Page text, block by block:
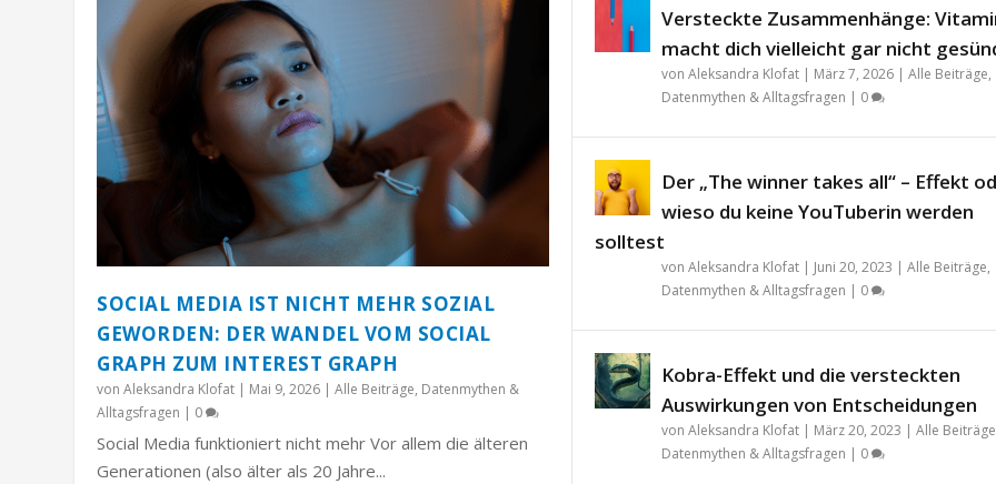
SOCIAL MEDIA IST NICHT MEHR SOZIAL
GEWORDEN: DER WANDEL VOM SOCIAL
GRAPH ZUM INTEREST GRAPH
vonAleksandra Klofat | Mai 9, 2026 |Alle Beiträge, Datenmythen &
Alltagsfragen | 0
Social Media funktioniert nicht mehr Vor allem die älteren
Generationen (also älter als 20 Jahre...
Versteckte Zusammenhänge:
macht dich vielleicht gar nicht
von Aleksandra Klofat| März 7, 2026| Alle Beiträge,
Datenmythen & Alltagsfragen | 0
Der „The winner takes all“ – Effekt
wieso du keine YouTuberin werden
solltest
von Aleksandra Klofat| Juni 20, 2023 | Alle Beiträge,
Datenmythen & Alltagsfragen | 0
Kobra-Effekt und die versteckten
Auswirkungen von Entscheidungen
von Aleksandra Klofat| März 20, 2023 | Alle Beiträge
Datenmythen & Alltagsfragen | 0